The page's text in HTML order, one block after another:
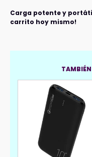
Carga potente y
carrito hoy mismo!